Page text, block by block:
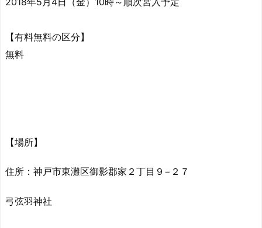
【有料無料の区分】
無料
【場所】
住所：神戸市東灘区御影郡家２丁目９−２７
弓弦羽神社